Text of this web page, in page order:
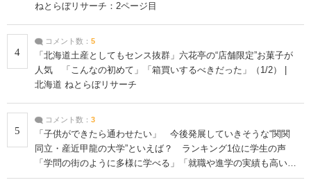
ねとらぼリサーチ：2ページ目
4
コメント数： 5
「北海道土産としてもセンス抜群」六花亭の“店舗限定”お菓子が
人気 「こんなの初めて」「箱買いするべきだった」（1/2） |
北海道 ねとらぼリサーチ
5
コメント数： 3
「子供ができたら通わせたい」 今後発展していきそうな“関関
同立・産近甲龍の大学”といえば？ ランキング1位に学生の声
「学問の街のように多様に学べる」「就職や進学の実績も高い」
| 大学 ねとらぼリサーチ